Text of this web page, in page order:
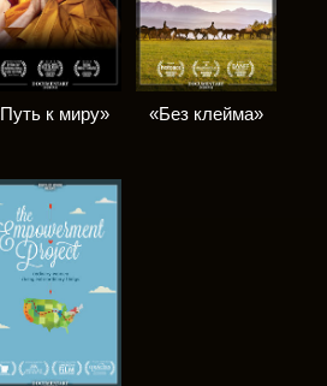
к миру» «Без клейма»